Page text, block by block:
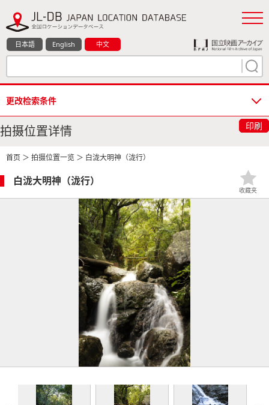
日本語 English 中文
更改检索条件
拍摄位置详情 印刷
首页 ＞ 拍摄位置一览 ＞ 白泷大明神（泷行）
白泷大明神（泷行）
收藏夹